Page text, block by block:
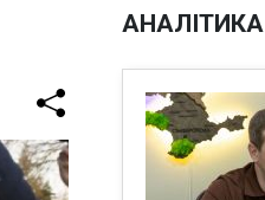
АНАЛІТИКА